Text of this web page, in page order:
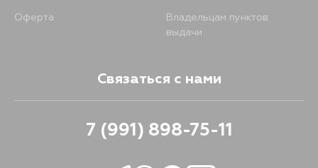
Оферта
Владельцам пунктов
выдачи
Связаться с нами
7 (991) 898-75-11